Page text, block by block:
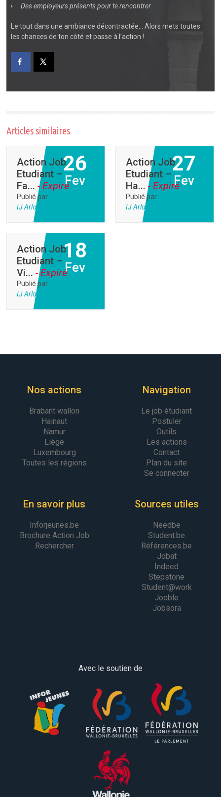
Des employeurs présents pour te rencontrer
Le tout dans une ambiance décontractée… Alors mets toutes
les chances de ton côté et passe à l’action !
Articles similaires
Action Job
Etudiant –
Fa...- Expiré
Publié par
IJ Arlon
26
Fev
Action Job
Etudiant –
Ha...- Expiré
Publié par
IJ Arlon
27
Fev
Action Job
Etudiant –
Vi...- Expiré
Publié par
IJ Arlon
18
Fev
Nos actions
Brabant wallon
Hainaut
Namur
Liège
Luxembourg
Toutes les régions
Navigation
Le job étudiant
Postuler
Outils
Les actions
Contact
Plan du site
Se connecter
En savoir plus
Inforjeunes.be
Brochure Action Job
Rechercher
Sources utiles
Needbe
Student.be
Références.be
Jobat
Indeed
Stepstone
Student@work
Jooble
Jobsora
Avec le soutien de